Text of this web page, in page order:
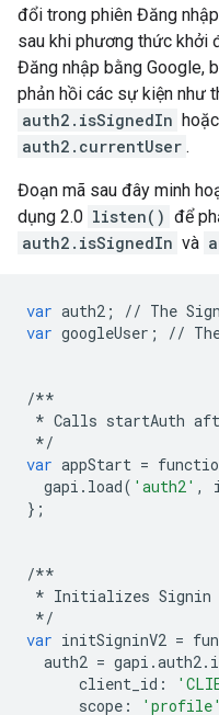
đổi trong phiên Đăng
sau khi phương thức khởi
Đăng nhập bằng Google,
phản hồi các sự kiện như
auth2.isSignedIn
auth2.currentUser .
Đoạn mã sau đây minh
dụng 2.0 listen() để
auth2.isSignedIn và
var auth2 ; // The Sign
var googleUser ; //
/**
* Calls startAuth
*/
var appStart =
gapi . load( 'auth2' ,
};
/**
* Initializes Signin
*/
var initSigninV2 =
auth2 = gapi .auth2.
client_id :
scope :
'profile'